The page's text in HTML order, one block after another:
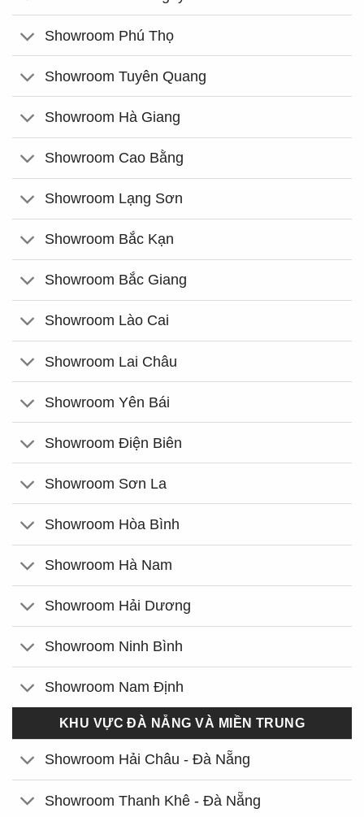
Showroom Phú Thọ
Showroom Tuyên Quang
Showroom Hà Giang
Showroom Cao Bằng
Showroom Lạng Sơn
Showroom Bắc Kạn
Showroom Bắc Giang
Showroom Lào Cai
Showroom Lai Châu
Showroom Yên Bái
Showroom Điện Biên
Showroom Sơn La
Showroom Hòa Bình
Showroom Hà Nam
Showroom Hải Dương
Showroom Ninh Bình
Showroom Nam Định
KHU VỰC ĐÀ NẴNG VÀ MIỀN TRUNG
Showroom Hải Châu - Đà Nẵng
Showroom Thanh Khê - Đà Nẵng